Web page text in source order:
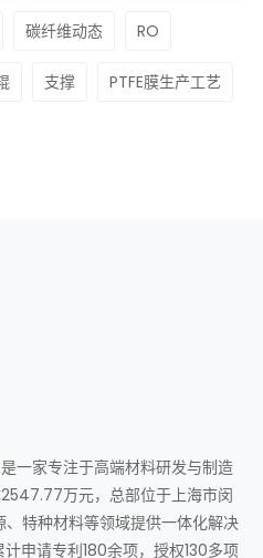
碳纤维动态 RO
支撑 PTFE膜生产工艺
一家专注于高端材料研发与制造
万元，总部位于上海市闵
特种材料等领域提供一体化解决
申请专利180余项，授权130多项